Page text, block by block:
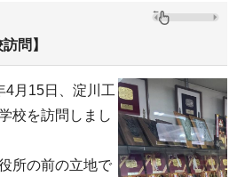
問】
4月15日、淀川工
校を訪問しまし
所の前の立地で